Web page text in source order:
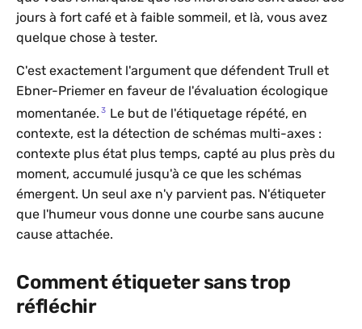
jours à fort café et à faible sommeil, et là, vous avez
quelque chose à tester.
C'est exactement l'argument que défendent Trull et
Ebner-Priemer en faveur de l'évaluation écologique
momentanée. 3 Le but de l'étiquetage répété, en
contexte, est la détection de schémas multi-axes :
contexte plus état plus temps, capté au plus près du
moment, accumulé jusqu'à ce que les schémas
émergent. Un seul axe n'y parvient pas. N'étiqueter
que l'humeur vous donne une courbe sans aucune
cause attachée.
Comment étiqueter sans trop
réfléchir